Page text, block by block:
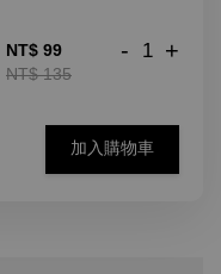
NT$ 99
NT$ 135
- +
加入購物車